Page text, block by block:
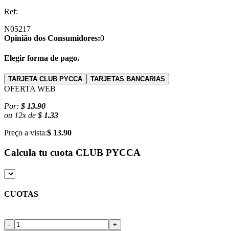
Ref:
N05217
Opinião dos Consumidores:0
Elegir forma de pago.
TARJETA CLUB PYCCA TARJETAS BANCARIAS
OFERTA WEB
Por: $ 13.90
ou 12x de $ 1.33
Preço a vista:$ 13.90
Calcula tu cuota CLUB PYCCA
CUOTAS
- +